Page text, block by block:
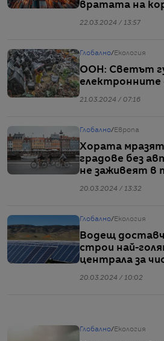
вратата на
22.03.2024 / 13:57
Глобално/ Екология
ООН: Светът
електронните
21.03.2024 / 07:16
Глобално/ Европа
Хората
градове без
не заживеят в
20.03.2024 / 13:32
Глобално/ Екология
Водещ
строи най-
централа за
20.03.2024 / 10:02
Глобално/ Екология